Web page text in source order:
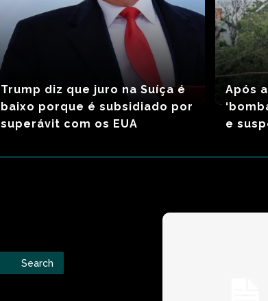
Trump diz que juro na Suíça é
baixo porque é subsidiado por
superávit com os EUA
Após
e
Search